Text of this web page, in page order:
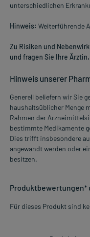
unterschiedlichen
Hinweis: Weiterführende
Zu Risiken und
und fragen Sie Ihre
Hinweis unserer
Generell beliefern wir Sie
haushaltsüblicher Menge
Rahmen der
bestimmte Medikamente
Dies trifft insbesondere
angewandt werden oder
besitzen.
Produktbewertungen*
Für dieses Produkt sind